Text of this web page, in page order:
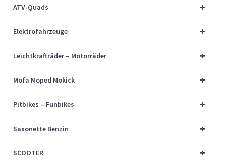
+
ATV-Quads
+
Elektrofahrzeuge
+
Leichtkrafträder – Motorräder
+
Mofa Moped Mokick
+
Pitbikes – Funbikes
+
Saxonette Benzin
+
SCOOTER